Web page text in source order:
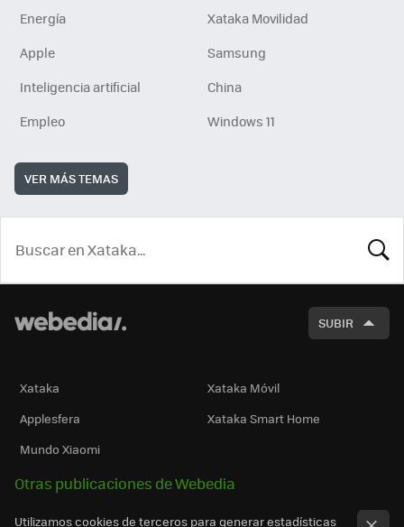
Energía
Xataka Movilidad
Apple
Samsung
Inteligencia artificial
China
Empleo
Windows 11
VER MÁS TEMAS
SUBIR
Xataka
Xataka Móvil
Applesfera
Xataka Smart Home
Mundo Xiaomi
Otras publicaciones de Webedia
Utilizamos cookies de terceros para generar estadísticas